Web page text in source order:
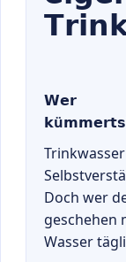
𝗪𝗲𝗿
Doch wer
geschehen
Wasser